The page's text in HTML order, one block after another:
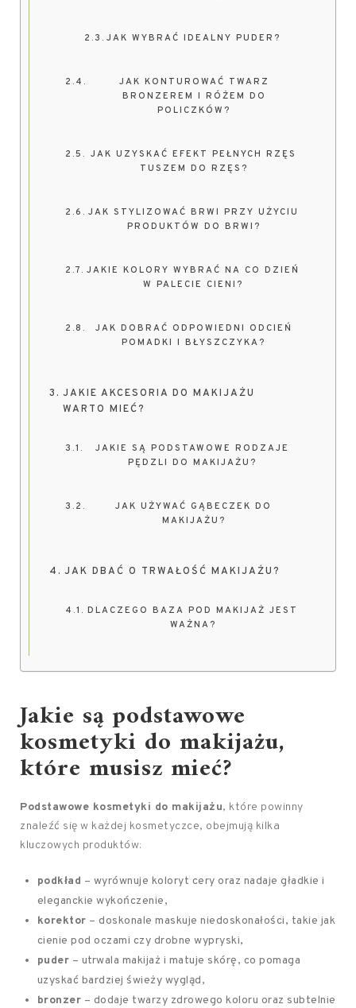
JAK WYBRAĆ IDEALNY PUDER?
JAK KONTUROWAĆ TWARZ
BRONZEREM I RÓŻEM DO
POLICZKÓW?
JAK UZYSKAĆ EFEKT PEŁNYCH RZĘS
TUSZEM DO RZĘS?
JAK STYLIZOWAĆ BRWI PRZY UŻYCIU
PRODUKTÓW DO BRWI?
JAKIE KOLORY WYBRAĆ NA CO DZIEŃ
W PALECIE CIENI?
JAK DOBRAĆ ODPOWIEDNI ODCIEŃ
POMADKI I BŁYSZCZYKA?
JAKIE AKCESORIA DO MAKIJAŻU
WARTO MIEĆ?
JAKIE SĄ PODSTAWOWE RODZAJE
PĘDZLI DO MAKIJAŻU?
JAK UŻYWAĆ GĄBECZEK DO
MAKIJAŻU?
JAK DBAĆ O TRWAŁOŚĆ MAKIJAŻU?
DLACZEGO BAZA POD MAKIJAŻ JEST
WAŻNA?
Jakie są podstawowe
kosmetyki do makijażu,
które musisz mieć?
Podstawowe kosmetyki do makijażu, które powinny
znaleźć się w każdej kosmetyczce, obejmują kilka
kluczowych produktów:
podkład – wyrównuje koloryt cery oraz nadaje gładkie i
eleganckie wykończenie,
korektor – doskonale maskuje niedoskonałości, takie jak
cienie pod oczami czy drobne wypryski,
puder – utrwala makijaż i matuje skórę, co pomaga
uzyskać bardziej świeży wygląd,
bronzer – dodaje twarzy zdrowego koloru oraz subtelnie